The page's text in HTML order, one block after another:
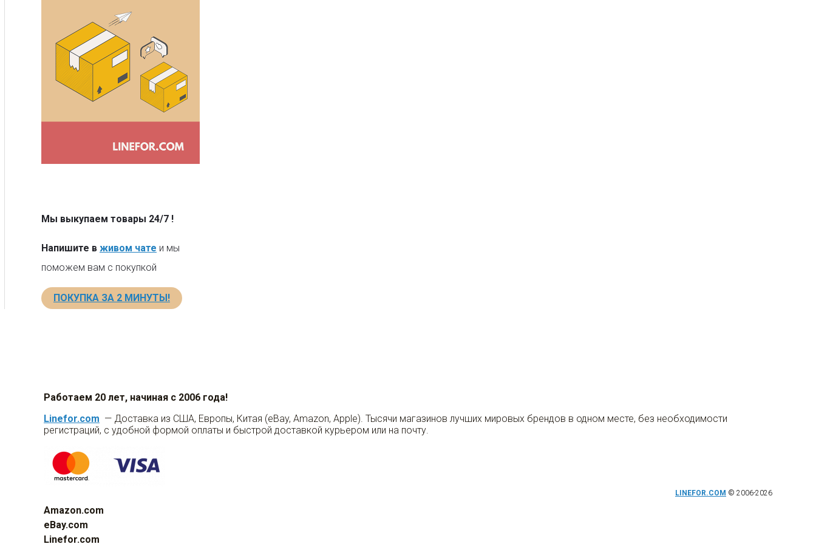
Мы выкупаем товары 24/7 !
Напишите в живом чате и мы
поможем вам с покупкой
ПОКУПКА ЗА 2 МИНУТЫ!
Работаем 20 лет, начиная с 2006 года!
Linefor.com — Доставка из США, Европы, Китая (eBay, Amazon, Apple). Тысячи магазинов лучших мировых брендов в одном месте, без необходимости
регистраций, с удобной формой оплаты и быстрой доставкой курьером или на почту.
LINEFOR.COM © 2006-2026
Amazon.com
eBay.com
Linefor.com